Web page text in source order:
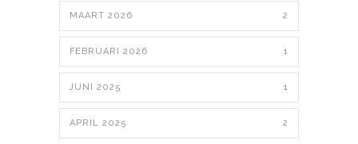
MAART 2026 2
FEBRUARI 2026 1
JUNI 2025 1
APRIL 2025 2